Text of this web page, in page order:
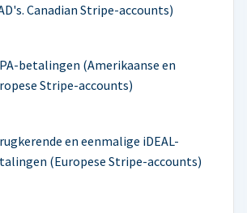
Canadian Stripe-accounts)
betalingen (Amerikaanse en
Stripe-accounts)
en eenmalige iDEAL-
(Europese Stripe-accounts)